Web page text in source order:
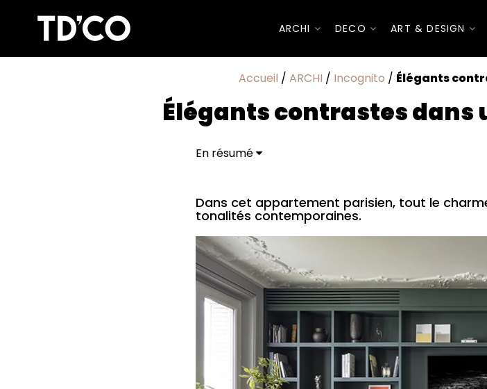
ARCHI DECO ART & DESIGN
Accueil / ARCHI / Incognito / Élégants
Élégants contrastes
En résumé
Dans cet appartement parisien, tout le
tonalités contemporaines.